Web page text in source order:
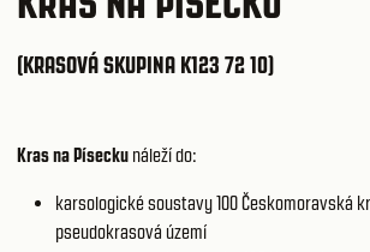
(KRASOVÁ SKUPINA K123 72 10)
Kras na Písecku náleží do:
karsologické soustavy 100Českomoravská
pseudokrasová území